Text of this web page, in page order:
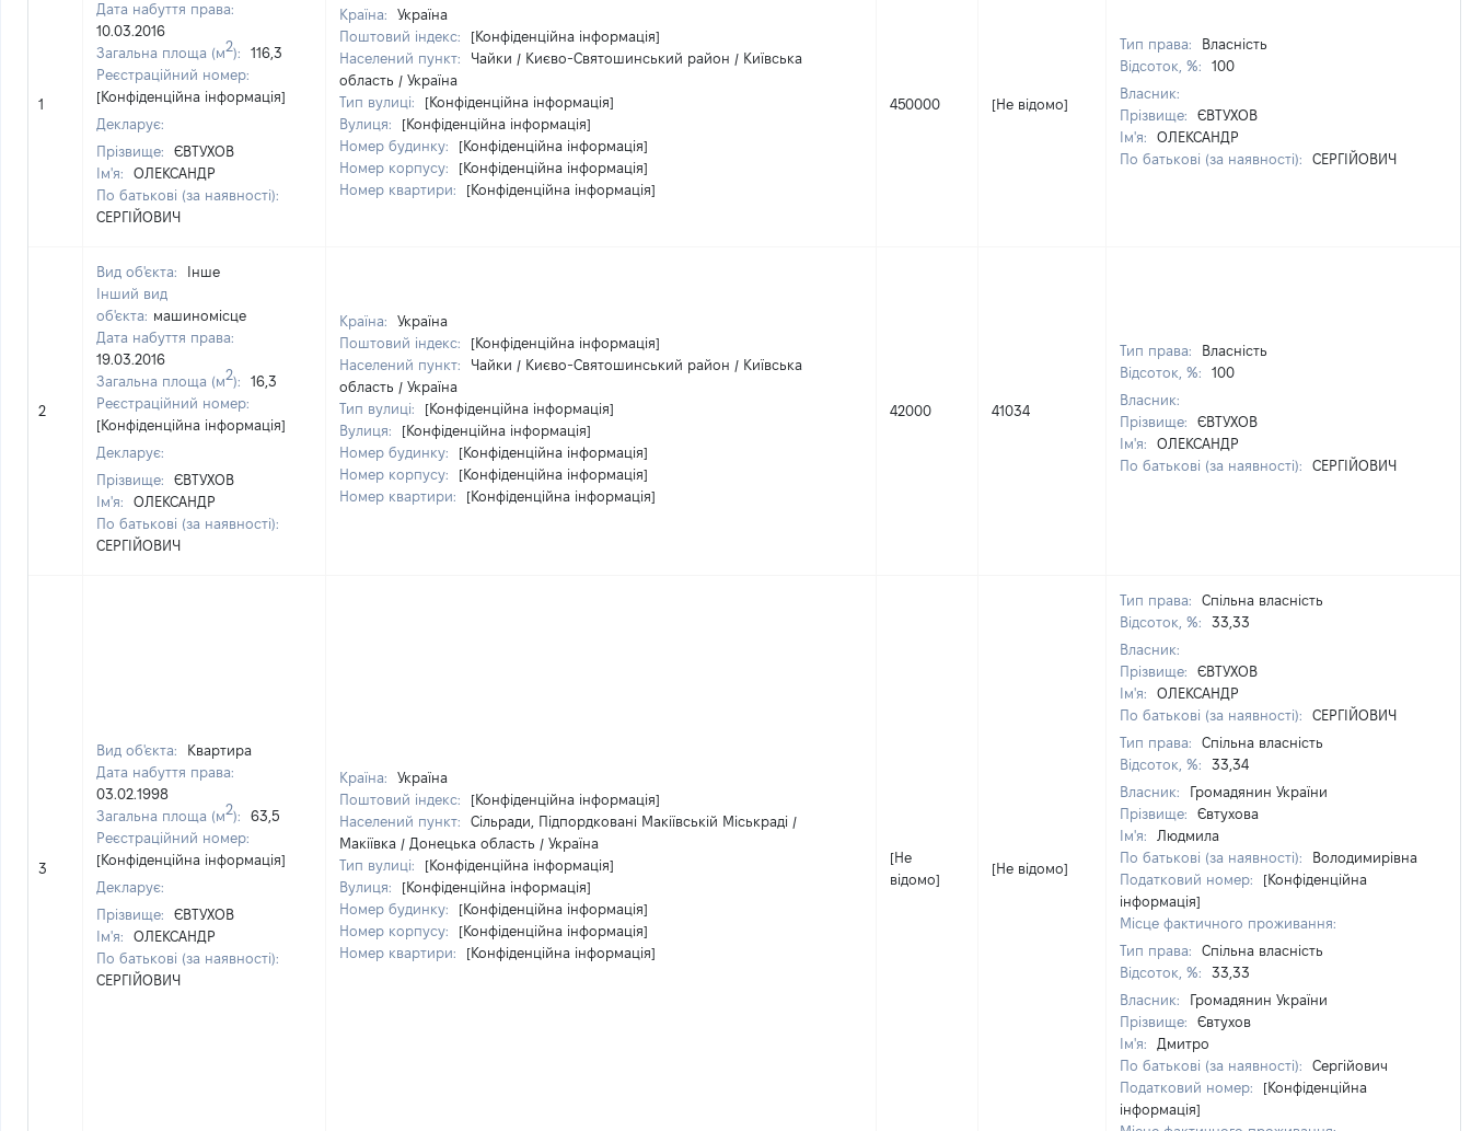
1
Дата набуття права:
10.03.2016
Загальна площа (м2):
116,3
Реєстраційний номер:
[Конфіденційна інформація]
Декларує:
Прізвище:
ЄВТУХОВ
Ім'я:
ОЛЕКСАНДР
По батькові (за наявності):
СЕРГІЙОВИЧ
Країна:
Україна
Поштовий індекс:
[Конфіденційна інформація]
Населений пункт:
Чайки / Києво-Святошинський район / Київська
область / Україна
Тип вулиці:
[Конфіденційна інформація]
Вулиця:
[Конфіденційна інформація]
Номер будинку:
[Конфіденційна інформація]
Номер корпусу:
[Конфіденційна інформація]
Номер квартири:
[Конфіденційна інформація]
450000 [Не відомо]
Тип права:
Власність
Відсоток, %:
100
Власник:
Прізвище:
ЄВТУХОВ
Ім'я:
ОЛЕКСАНДР
По батькові (за наявності):
СЕРГІЙОВИЧ
2
Вид об'єкта:
Інше
Інший вид
об'єкта: машиномісце
Дата набуття права:
19.03.2016
Загальна площа (м2):
16,3
Реєстраційний номер:
[Конфіденційна інформація]
Декларує:
Прізвище:
ЄВТУХОВ
Ім'я:
ОЛЕКСАНДР
По батькові (за наявності):
СЕРГІЙОВИЧ
Країна:
Україна
Поштовий індекс:
[Конфіденційна інформація]
Населений пункт:
Чайки / Києво-Святошинський район / Київська
область / Україна
Тип вулиці:
[Конфіденційна інформація]
Вулиця:
[Конфіденційна інформація]
Номер будинку:
[Конфіденційна інформація]
Номер корпусу:
[Конфіденційна інформація]
Номер квартири:
[Конфіденційна інформація]
42000 41034
Тип права:
Власність
Відсоток, %:
100
Власник:
Прізвище:
ЄВТУХОВ
Ім'я:
ОЛЕКСАНДР
По батькові (за наявності):
СЕРГІЙОВИЧ
3
Вид об'єкта:
Квартира
Дата набуття права:
03.02.1998
Загальна площа (м2):
63,5
Реєстраційний номер:
[Конфіденційна інформація]
Декларує:
Прізвище:
ЄВТУХОВ
Ім'я:
ОЛЕКСАНДР
По батькові (за наявності):
СЕРГІЙОВИЧ
Країна:
Україна
Поштовий індекс:
[Конфіденційна інформація]
Населений пункт:
Сільради, Підпордковані Макіївській Міськраді /
Макіївка / Донецька область / Україна
Тип вулиці:
[Конфіденційна інформація]
Вулиця:
[Конфіденційна інформація]
Номер будинку:
[Конфіденційна інформація]
Номер корпусу:
[Конфіденційна інформація]
Номер квартири:
[Конфіденційна інформація]
[Не
відомо]
[Не відомо]
Тип права:
Спільна власність
Відсоток, %:
33,33
Власник:
Прізвище:
ЄВТУХОВ
Ім'я:
ОЛЕКСАНДР
По батькові (за наявності):
СЕРГІЙОВИЧ
Тип права:
Спільна власність
Відсоток, %:
33,34
Власник:
Громадянин України
Прізвище:
Євтухова
Ім'я:
Людмила
По батькові (за наявності):
Володимирівна
Податковий номер:
[Конфіденційна
інформація]
Місце фактичного проживання:
Тип права:
Спільна власність
Відсоток, %:
33,33
Власник:
Громадянин України
Прізвище:
Євтухов
Ім'я:
Дмитро
По батькові (за наявності):
Сергійович
Податковий номер:
[Конфіденційна
інформація]